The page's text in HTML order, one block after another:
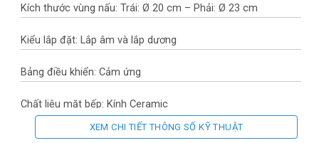
Kích thước vùng nấu: Trái: Ø 20 cm – Phải: Ø 23 cm
Kiểu lắp đặt: Lắp âm và lắp dương
Bảng điều khiển: Cảm ứng
Chất liệu mặt bếp: Kính Ceramic
Thương hiệu mâm nấu: Hãng không công bố
XEM CHI TIẾT THÔNG SỐ KỸ THUẬT